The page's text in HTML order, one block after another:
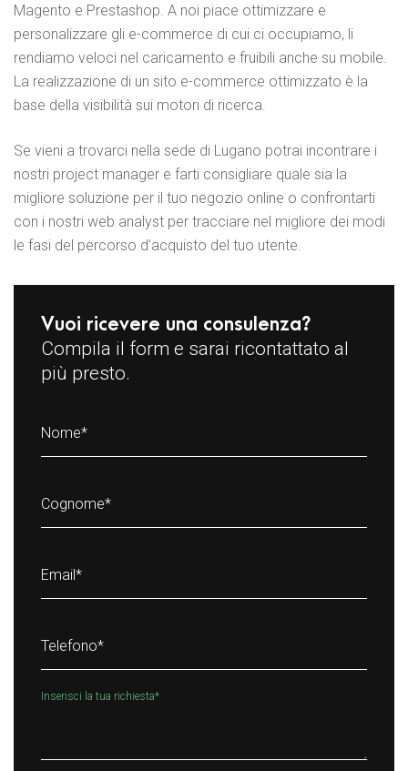
Magento e Prestashop. A noi piace ottimizzare e
personalizzare gli e-commerce di cui ci occupiamo, li
rendiamo veloci nel caricamento e fruibili anche su mobile.
La realizzazione di un sito e-commerce ottimizzato è la
base della visibilità sui motori di ricerca.
Se vieni a trovarci nella sede di Lugano potrai incontrare i
nostri project manager e farti consigliare quale sia la
migliore soluzione per il tuo negozio online o confrontarti
con i nostri web analyst per tracciare nel migliore dei modi
le fasi del percorso d’acquisto del tuo utente.
Vuoi ricevere una consulenza?
Compila il form e sarai ricontattato al
più presto.
Nome*
Cognome*
Email*
Telefono*
Inserisci la tua richiesta*